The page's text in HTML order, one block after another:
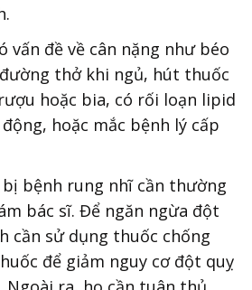
vấn đề về cân nặng như béo
thở khi ngủ, hút thuốc
hoặc bia, có rối loạn lipid
hoặc mắc bệnh lý cấp
bị bệnh rung nhĩ cần thường
bác sĩ. Để ngăn ngừa đột
cần sử dụng thuốc chống
để giảm nguy cơ đột quỵ